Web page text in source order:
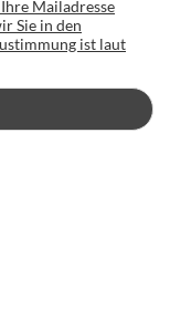
Mailadresse
Sie in den
ist laut